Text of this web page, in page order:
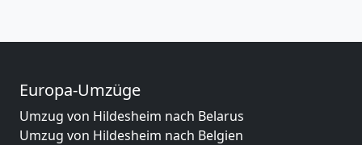
Europa-Umzüge
Umzug von Hildesheim nach Belarus
Umzug von Hildesheim nach Belgien